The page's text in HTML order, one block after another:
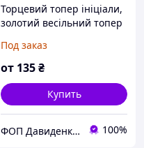
Торцевий топер ініціали,
золотий весільний топер
Под заказ
от 135₴
Купить
ФОП Давиденко М.М. 100%